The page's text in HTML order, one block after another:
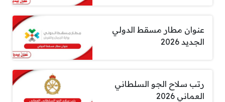
عنوان مطار مسقط الدولي
الجديد 2026
رتب سلاح الجو السلطاني
العماني 2026